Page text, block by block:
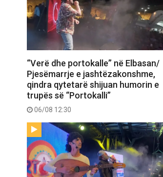
“Verë dhe portokalle” në Elbasan/
Pjesëmarrje e jashtëzakonshme,
qindra qytetarë shijuan humorin e
trupës së “Portokalli”
06/08 12:30